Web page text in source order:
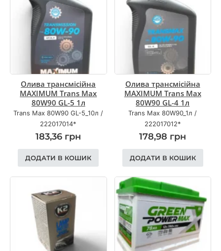
Олива трансмісійна
MAXIMUM Trans Max
80W90 GL-5 1л
Trans Max 80W90 GL-5_10л /
222017014*
183,36 грн
ДОДАТИ В КОШИК
Олива трансмісійна
MAXIMUM Trans Max
80W90 GL-4 1л
Trans Max 80W90_1л /
222017012*
178,98 грн
ДОДАТИ В КОШИК